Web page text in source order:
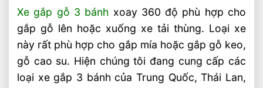
Xe gắp gỗ 3 bánh xoay 360 độ phù hợp cho
gắp gỗ lên hoặc xuống xe tải thùng. Loại xe
này rất phù hợp cho gắp mía hoặc gắp gỗ keo,
gỗ cao su. Hiện chúng tôi đang cung cấp các
loại xe gắp 3 bánh của Trung Quốc, Thái Lan,